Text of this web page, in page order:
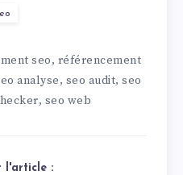
seo, référencement
analyse, seo audit, seo
, seo web
l'article :